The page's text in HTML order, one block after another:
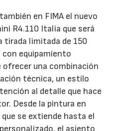
en FIMA el nuevo
R4.110 Italia que será
tirada limitada de 150
con equipamiento
ofrecer una combinación
técnica, un estilo
al detalle que hace
Desde la pintura en
se extiende hasta el
el asiento